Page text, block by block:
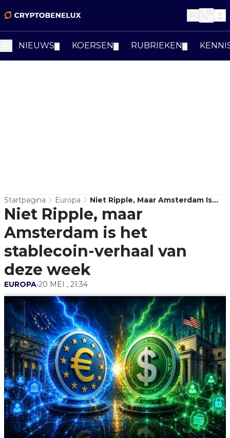
NIEUWS KOERSEN RUBRIEKEN
Startpagina Europa
Niet Ripple, Maar Amsterdam Is
Het Stablecoin-Verhaal Van Deze
Week
Niet Ripple, maar
Amsterdam is het
stablecoin-verhaal van
deze week
EUROPA•20 MEI , 21:34